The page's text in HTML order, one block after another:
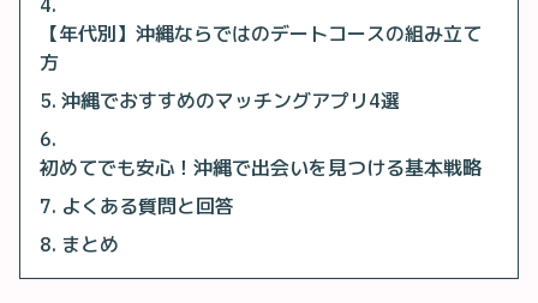
【年代別】沖縄ならではのデートコースの組み立て
方
沖縄でおすすめのマッチングアプリ4選
初めてでも安心！沖縄で出会いを見つける基本戦略
よくある質問と回答
まとめ